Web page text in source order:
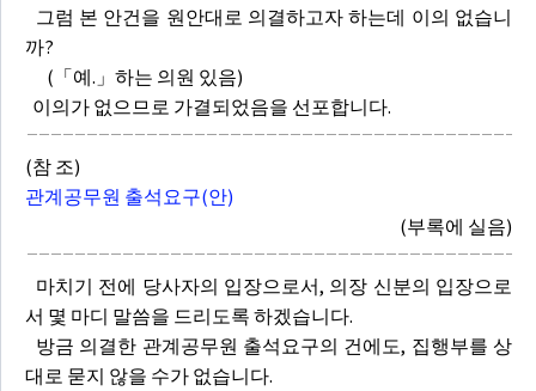
그럼 본 안건을 원안대로 의결하고자 하는데 이의 없습니
까?
(「예.」하는 의원 있음)
이의가 없으므로 가결되었음을 선포합니다.
(참 조)
관계공무원 출석요구(안)
(부록에 실음)
마치기 전에 당사자의 입장으로서, 의장 신분의 입장으로
서 몇 마디 말씀을 드리도록 하겠습니다.
방금 의결한 관계공무원 출석요구의 건에도, 집행부를 상
대로 묻지 않을 수가 없습니다.